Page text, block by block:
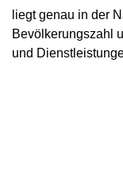
liegt genau in der
Bevölkerungszahl
und